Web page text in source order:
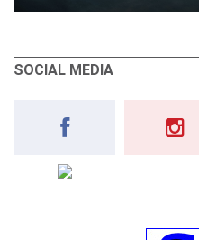
SOCIAL MEDIA